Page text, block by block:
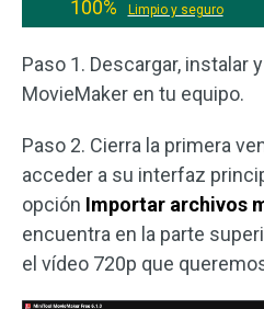
100%
Limpio y seguro
Paso 1. Descargar, instalar
MovieMaker en tu equipo.
Paso 2. Cierra la primera
acceder a su interfaz
opción Importar archivos
encuentra en la parte
el vídeo 720p que